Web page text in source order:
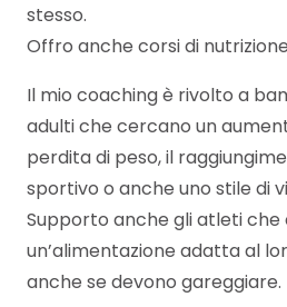
stesso.
Offro anche corsi di
Il mio coaching è rivolto a
adulti che cercano un
perdita di peso, il
sportivo o anche uno stile di
Supporto anche gli atleti che
un’alimentazione adatta al
anche se devono gareggiare.